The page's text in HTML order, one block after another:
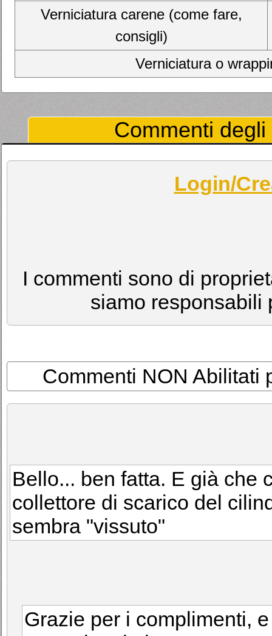
Verniciatura carene (come fare,
consigli)
Verniciatura o
Commenti
Login/
I commenti sono di
siamo responsabili
Commenti NON Abilitati
Bello... ben fatta. E già che
collettore di scarico del
sembra "vissuto"
Grazie per i complimenti,